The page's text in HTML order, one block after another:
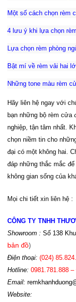
Một số cách chọn rèm
4 lưu ý khi lựa chọn
Lựa chọn rèm phòng
Bật mí về rèm vải hai
Những tone màu rèm
Hãy liên hệ ngay với
bạn những bộ rèm cửa
nghiệp, tận tâm nhất.
chọn niềm tin cho
đại có một không hai.
đáp những thắc mắc
không gian sống của
Mọi chi tiết xin liên hệ :
CÔNG TY TNHH
Showroom : Số 138
bản đồ)
Điện thoại: (024)
Hotline: 0981.781.888
Email: r
Website: